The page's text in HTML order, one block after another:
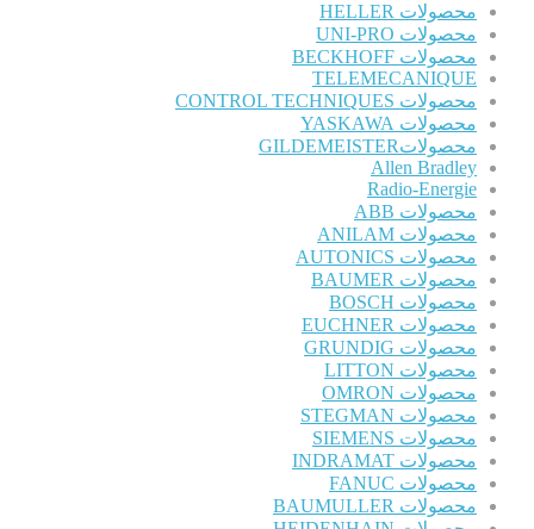
محصولات HELLER
محصولات UNI-PRO
محصولات BECKHOFF
TELEMECANIQUE
محصولات CONTROL TECHNIQUES
محصولات YASKAWA
محصولاتGILDEMEISTER
Allen Bradley
Radio-Energie
محصولات ABB
محصولات ANILAM
محصولات AUTONICS
محصولات BAUMER
محصولات BOSCH
محصولات EUCHNER
محصولات GRUNDIG
محصولات LITTON
محصولات OMRON
محصولات STEGMAN
محصولات SIEMENS
محصولات INDRAMAT
محصولات FANUC
محصولات BAUMULLER